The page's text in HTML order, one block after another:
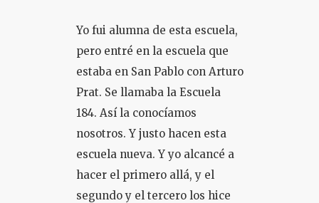
Yo fui alumna de esta escuela,
pero entré en la escuela que
estaba en San Pablo con Arturo
Prat. Se llamaba la Escuela
184. Así la conocíamos
nosotros. Y justo hacen esta
escuela nueva. Y yo alcancé a
hacer el primero allá, y el
segundo y el tercero los hice